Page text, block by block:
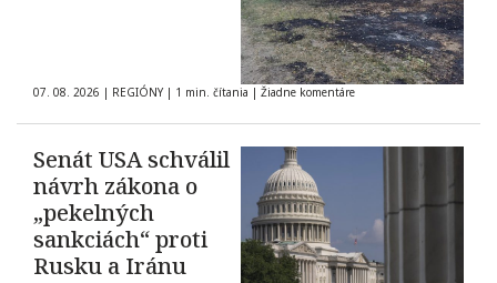
07. 08. 2026 | REGIÓNY | 1 min. čítania | Žiadne komentáre
Senát USA schválil
návrh zákona o
„pekelných
sankciách“ proti
Rusku a Iránu